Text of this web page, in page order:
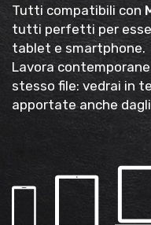
Tutti compatibili con
tutti perfetti per
tablet e smartphone.
Lavora
stesso file: vedrai in
apportate anche